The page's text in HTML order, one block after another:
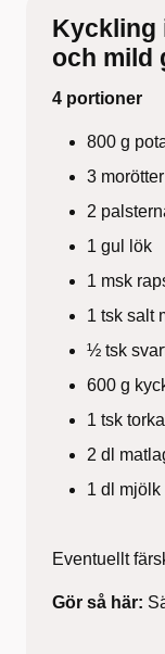
Kyckling
och mild
4 portioner
800 g
3 morötter
2
1 gul lök
1 msk
1 tsk salt
½ tsk
600 g
1 tsk
2 dl
1 dl mjölk
Eventuellt
Gör så här: